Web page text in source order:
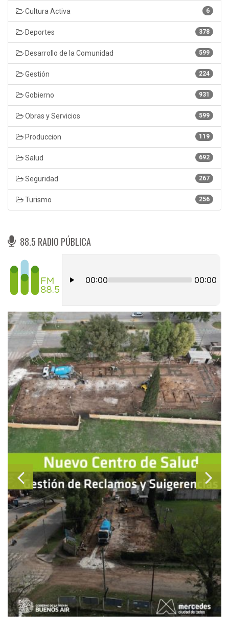
6
Cultura Activa
378
Deportes
599
Desarrollo de la Comunidad
224
Gestión
931
Gobierno
599
Obras y Servicios
119
Produccion
692
Salud
267
Seguridad
256
Turismo
88.5 RADIO PÚBLICA